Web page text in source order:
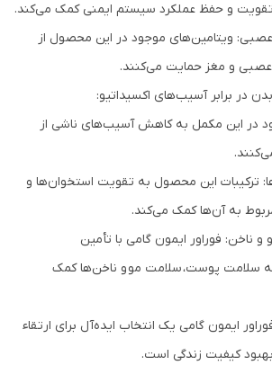
تقویت و حفظ عملکرد سیستم ایمنی کمک می‌کند.
ویتامین‌های موجود در این محصول از
و مغز حمایت می‌کنند.
در برابر آسیب‌های اکسیداتیو:
در این مکمل به کاهش آسیب‌های ناشی از
ترکیبات این محصول به تقویت استخوان‌ها و
به آن‌ها کمک می‌کند.
فوراور ایمون گامی با تأمین
سلامت پوست، سلامت مو و ناخن‌ها کمک
ایمون گامی یک انتخاب ایده‌آل برای ارتقاء
کیفیت زندگی است.